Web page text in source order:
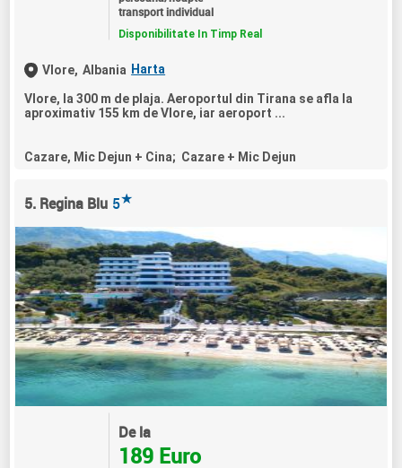
transport individual
Disponibilitate In Timp Real
Vlore, Albania Harta
Vlore, la 300 m de plaja. Aeroportul din Tirana se afla la
aproximativ 155 km de Vlore, iar aeroport ...
Cazare, Mic Dejun + Cina; Cazare + Mic Dejun
5. Regina Blu 5★
De la
189 Euro